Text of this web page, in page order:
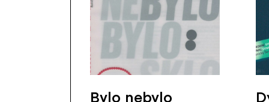
Bylo nebylo